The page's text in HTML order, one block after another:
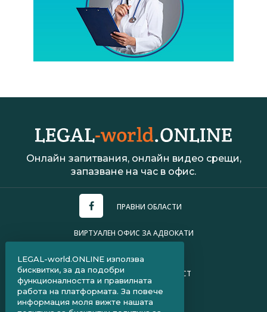
Онлайн запитвания, онлайн видео срещи,
запазване на час в офис.
ПРАВНИ ОБЛАСТИ
ВИРТУАЛЕН ОФИС ЗА АДВОКАТИ
ПОЛИТИКА ЗА ПОВЕРИТЕЛНОСТ
ЧЗВ ЗА КЛИЕНТИ
LEGAL-world.ONLINE използва
бисквитки, за да подобри
функционалността и правилната
работа на платформата. За повече
информация моля вижте нашата